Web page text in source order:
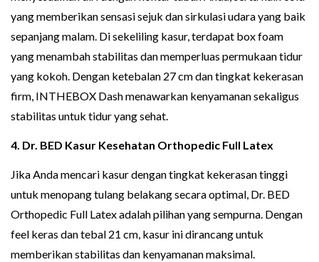
yang memberikan sensasi sejuk dan sirkulasi udara yang baik
sepanjang malam. Di sekeliling kasur, terdapat box foam
yang menambah stabilitas dan memperluas permukaan tidur
yang kokoh. Dengan ketebalan 27 cm dan tingkat kekerasan
firm, INTHEBOX Dash menawarkan kenyamanan sekaligus
stabilitas untuk tidur yang sehat.
4. Dr. BED Kasur Kesehatan Orthopedic Full Latex
Jika Anda mencari kasur dengan tingkat kekerasan tinggi
untuk menopang tulang belakang secara optimal, Dr. BED
Orthopedic Full Latex adalah pilihan yang sempurna. Dengan
feel keras dan tebal 21 cm, kasur ini dirancang untuk
memberikan stabilitas dan kenyamanan maksimal.